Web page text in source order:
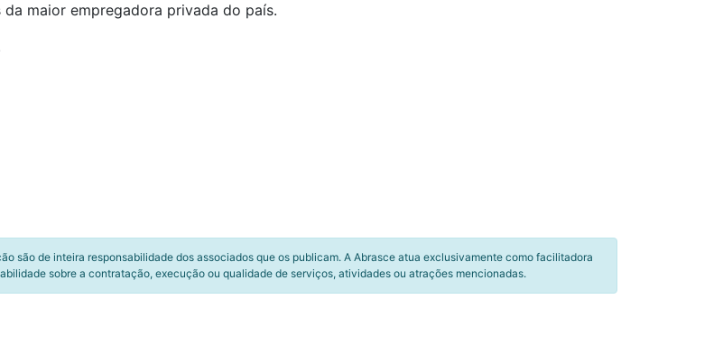
maior empregadora privada do país.
são de inteira responsabilidade dos associados que os publicam. A Abrasce atua exclusivamente como facilitadora
sobre a contratação, execução ou qualidade de serviços, atividades ou atrações mencionadas.